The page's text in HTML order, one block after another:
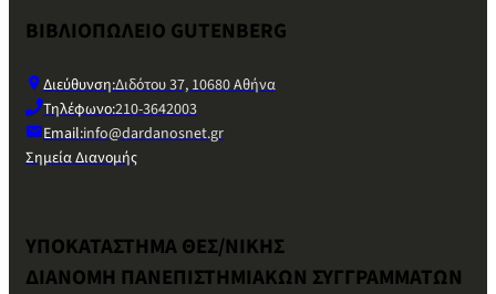
ΒΙΒΛΙΟΠΩΛΕΙΟ GUTENBERG
Διεύθυνση:Διδότου 37, 10680 Αθήνα
Τηλέφωνο:210-3642003
Email:info@dardanosnet.gr
Σημεία Διανομής
ΥΠΟΚΑΤΑΣΤΗΜΑ ΘΕΣ/ΝΙΚΗΣ
ΔΙΑΝΟΜΗ ΠΑΝΕΠΙΣΤΗΜΙΑΚΩΝ ΣΥΓΓΡΑΜΜΑΤΩΝ